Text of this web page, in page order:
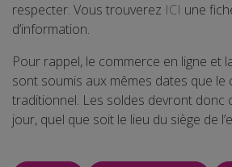
respecter. Vous trouverez ICI une
d’information.
Pour rappel, le commerce en ligne et
sont soumis aux mêmes dates que le
traditionnel. Les soldes devront donc
jour, quel que soit le lieu du siège de